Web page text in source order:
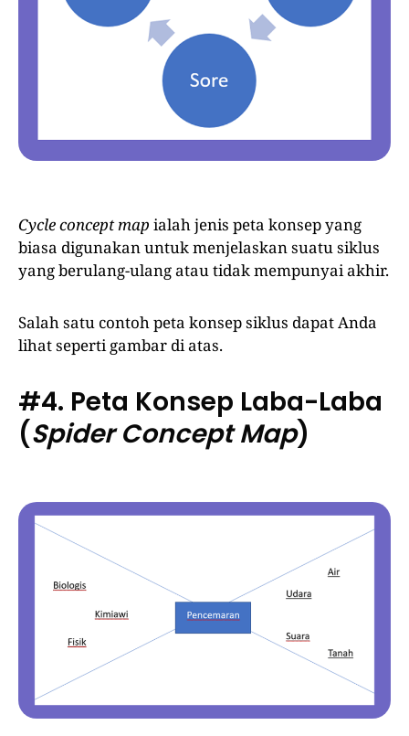
Cycle concept map ialah jenis peta konsep yang
biasa digunakan untuk menjelaskan suatu siklus
yang berulang-ulang atau tidak mempunyai akhir.
Salah satu contoh peta konsep siklus dapat Anda
lihat seperti gambar di atas.
#4. Peta Konsep Laba-Laba
(Spider Concept Map)